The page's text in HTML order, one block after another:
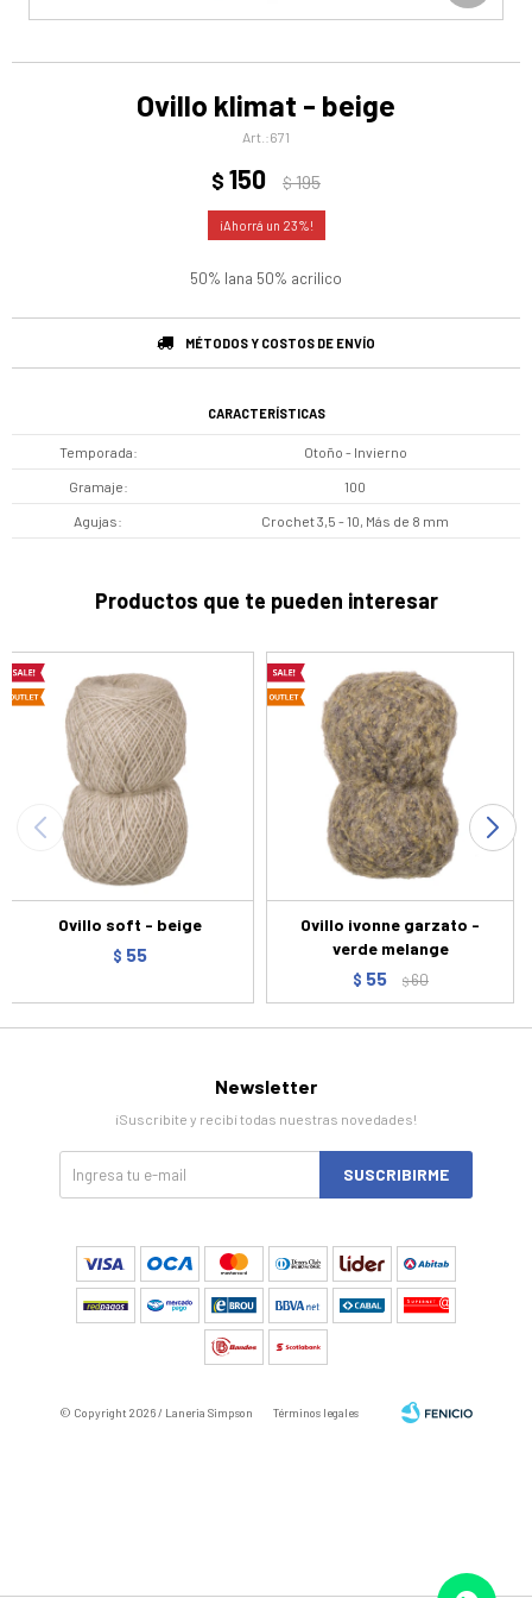
Ovillo klimat - beige
671
$ 150 $195
23
50% lana 50% acrilico
MÉTODOS Y COSTOS DE ENVÍO
CARACTERÍSTICAS
Temporada Otoño - Invierno
Gramaje 100
Agujas Crochet 3,5 - 10, Más de 8 mm
Productos que te pueden interesar
Ovillo soft - beige
$ 55
Ovillo ivonne garzato -
verde melange
$ 55 $60
Newsletter
¡Suscribite y recibí todas nuestras novedades!
SUSCRIBIRME
© Copyright 2026 / Laneria Simpson Términos legales